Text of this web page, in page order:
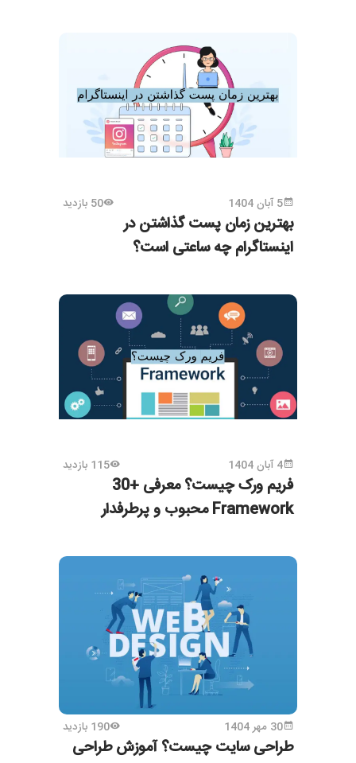
5 آبان 1404 50 بازدید
بهترین زمان پست گذاشتن در
اینستاگرام چه ساعتی است؟
4 آبان 1404 115 بازدید
فریم ورک چیست؟ معرفی +30
Framework محبوب و پرطرفدار
30 مهر 1404 190 بازدید
طراحی سایت چیست؟ آموزش طراحی